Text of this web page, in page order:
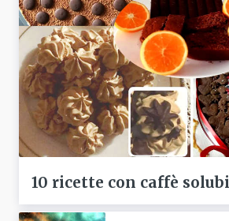
10 ricette con caffè